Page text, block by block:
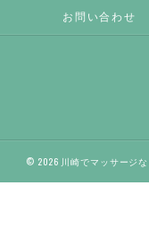
お問い合わせ
© 2026 川崎でマッサージな